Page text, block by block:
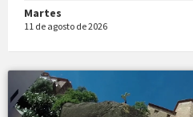
Martes
11 de agosto de 2026